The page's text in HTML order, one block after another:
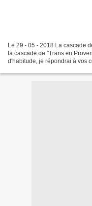
Le 29 - 05 - 2018 La cascade
la cascade de "Trans en
d'habitude, je répondrai à vos